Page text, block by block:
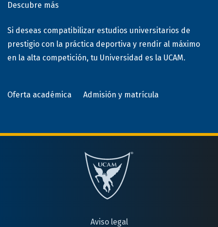
Descubre más
Si deseas compatibilizar estudios universitarios de
prestigio con la práctica deportiva y rendir al máximo
en la alta competición, tu Universidad es la UCAM.
Oferta académica Admisión y matrícula
Aviso legal